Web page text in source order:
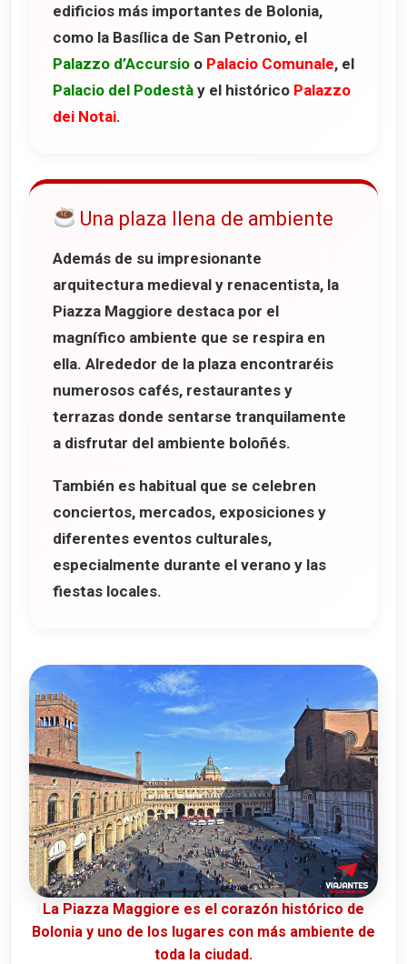
edificios más importantes de Bolonia,
como la Basílica de San Petronio, el
Palazzo d’Accursio o Palacio Comunale, el
Palacio del Podestà y el histórico Palazzo
dei Notai.
Una plaza llena de ambiente
Además de su impresionante
arquitectura medieval y renacentista, la
Piazza Maggiore destaca por el
magnífico ambiente que se respira en
ella. Alrededor de la plaza encontraréis
numerosos cafés, restaurantes y
terrazas donde sentarse tranquilamente
a disfrutar del ambiente boloñés.
También es habitual que se celebren
conciertos, mercados, exposiciones y
diferentes eventos culturales,
especialmente durante el verano y las
fiestas locales.
La Piazza Maggiore es el corazón histórico de
Bolonia y uno de los lugares con más ambiente de
toda la ciudad.